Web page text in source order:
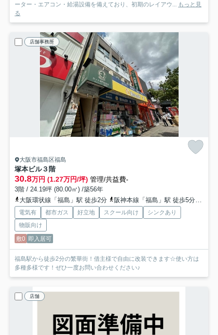
ーター・エアコン・給湯設備を備えており、初期のレイアウ...
もっと見
る
店舗事務所
大阪市福島区福島
塚本ビル３階
30.8万円 (1.27万円/坪) 管理/共益費-
3階 / 24.19坪 (80.00㎡) /築56年
大阪環状線「福島」駅 徒歩2分
阪神本線「福島」駅 徒歩5分
電気有 都市ガス 好立地 スクール向け
シンクあり
物販向け
敷0 即入居可
福島駅から徒歩2分の繁華街！借主様で自由に改装できます☆使い方は
多種多様です！ぜひ一度お問い合わせください♪
店舗